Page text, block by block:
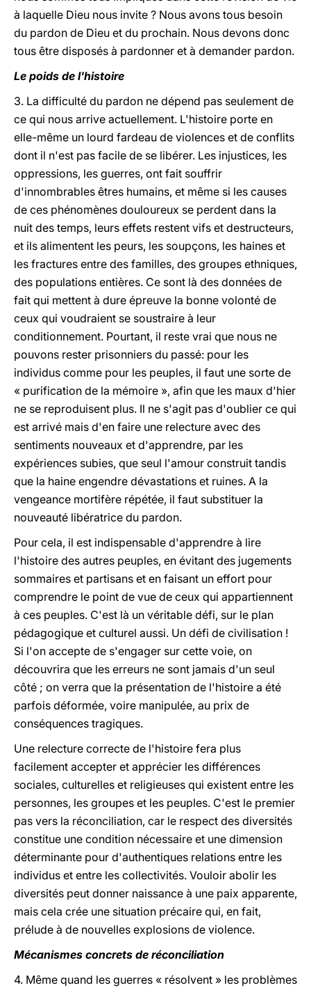
à laquelle Dieu nous invite ? Nous avons tous besoin
du pardon de Dieu et du prochain. Nous devons donc
tous être disposés à pardonner et à demander pardon.
Le poids de l'histoire
3. La difficulté du pardon ne dépend pas seulement de
ce qui nous arrive actuellement. L'histoire porte en
elle-même un lourd fardeau de violences et de conflits
dont il n'est pas facile de se libérer. Les injustices, les
oppressions, les guerres, ont fait souffrir
d'innombrables êtres humains, et même si les causes
de ces phénomènes douloureux se perdent dans la
nuit des temps, leurs effets restent vifs et destructeurs,
et ils alimentent les peurs, les soupçons, les haines et
les fractures entre des familles, des groupes ethniques,
des populations entières. Ce sont là des données de
fait qui mettent à dure épreuve la bonne volonté de
ceux qui voudraient se soustraire à leur
conditionnement. Pourtant, il reste vrai que nous ne
pouvons rester prisonniers du passé: pour les
individus comme pour les peuples, il faut une sorte de
« purification de la mémoire », afin que les maux d'hier
ne se reproduisent plus. Il ne s'agit pas d'oublier ce qui
est arrivé mais d'en faire une relecture avec des
sentiments nouveaux et d'apprendre, par les
expériences subies, que seul l'amour construit tandis
que la haine engendre dévastations et ruines. A la
vengeance mortifère répétée, il faut substituer la
nouveauté libératrice du pardon.
Pour cela, il est indispensable d'apprendre à lire
l'histoire des autres peuples, en évitant des jugements
sommaires et partisans et en faisant un effort pour
comprendre le point de vue de ceux qui appartiennent
à ces peuples. C'est là un véritable défi, sur le plan
pédagogique et culturel aussi. Un défi de civilisation !
Si l'on accepte de s'engager sur cette voie, on
découvrira que les erreurs ne sont jamais d'un seul
côté ; on verra que la présentation de l'histoire a été
parfois déformée, voire manipulée, au prix de
conséquences tragiques.
Une relecture correcte de l'histoire fera plus
facilement accepter et apprécier les différences
sociales, culturelles et religieuses qui existent entre les
personnes, les groupes et les peuples. C'est le premier
pas vers la réconciliation, car le respect des diversités
constitue une condition nécessaire et une dimension
déterminante pour d'authentiques relations entre les
individus et entre les collectivités. Vouloir abolir les
diversités peut donner naissance à une paix apparente,
mais cela crée une situation précaire qui, en fait,
prélude à de nouvelles explosions de violence.
Mécanismes concrets de réconciliation
4. Même quand les guerres « résolvent » les problèmes